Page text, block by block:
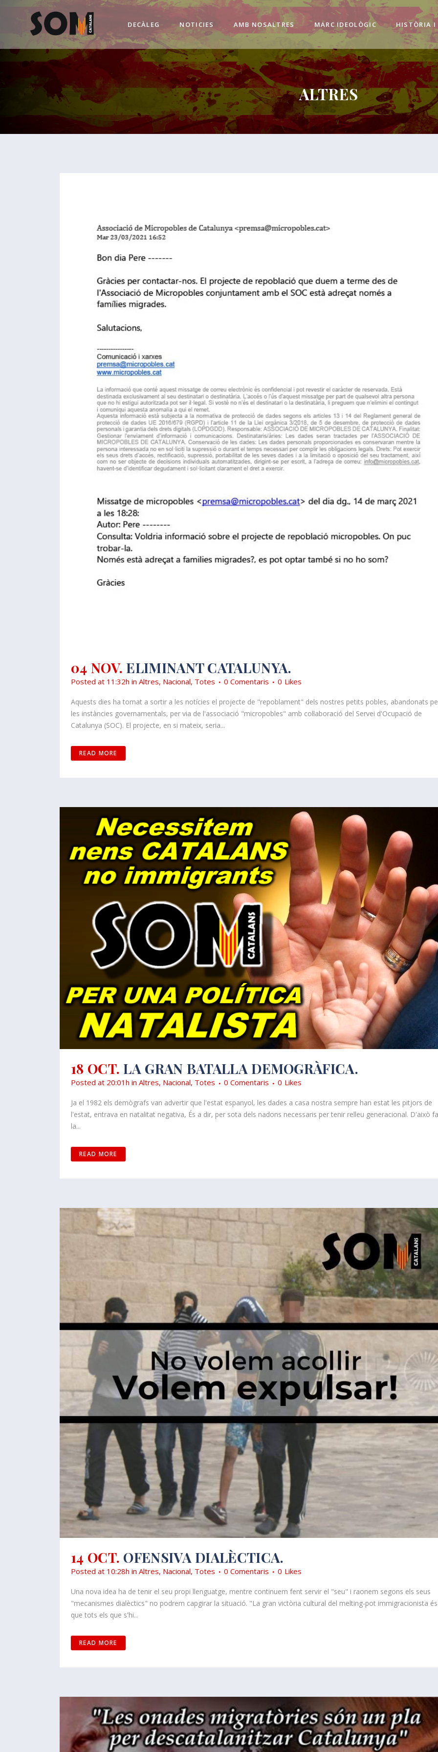
DECÀLEG NOTICIES AMB NOSALTRES MARC IDEOLÒGIC HISTÒRIA I
ALTRES
04 NOV. ELIMINANT CATALUNYA.
Posted at 11:32h in Altres, Nacional, Totes 0 Comentaris 0 Likes
Aquests dies ha tornat a sortir a les notícies el projecte de "repoblament" dels nostres petits pobles, abandonats
les instàncies governamentals, per via de l'associació "micropobles" amb col·laboració del Servei d'Ocupació de
Catalunya (SOC). El projecte, en si mateix, seria...
READ MORE
18 OCT. LA GRAN BATALLA DEMOGRÀFICA.
Posted at 20:01h in Altres, Nacional, Totes 0 Comentaris 0 Likes
Ja el 1982 els demògrafs van advertir que l'estat espanyol, les dades a casa nostra sempre han estat les pitjors de
l'estat, entrava en natalitat negativa, És a dir, per sota dels nadons necessaris per tenir relleu generacional. D'això fa
la...
READ MORE
14 OCT. OFENSIVA DIALÈCTICA.
Posted at 10:28h in Altres, Nacional, Totes 0 Comentaris 0 Likes
Una nova idea ha de tenir el seu propi llenguatge, mentre continuem fent servir el "seu" i raonem segons els seus
"mecanismes dialèctics" no podrem capgirar la situació. "La gran victòria cultural del melting-pot immigracionista és
que tots els que s'hi...
READ MORE